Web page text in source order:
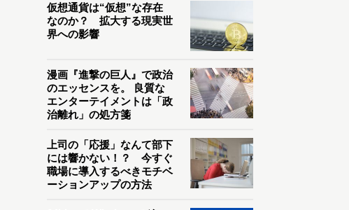
仮想通貨は“仮想”な存在
なのか？ 拡大する現実世
界への影響
漫画『進撃の巨人』で政治
のエッセンスを。 良質な
エンターテイメントは「政
治離れ」の処方箋
上司の「応援」なんて部下
には響かない！？ 今すぐ
職場に導入するべきモチベ
ーションアップの方法